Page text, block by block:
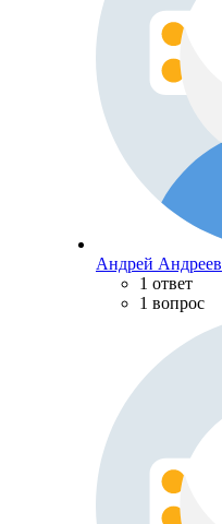
Андрей Андреев
1 ответ
1 вопрос